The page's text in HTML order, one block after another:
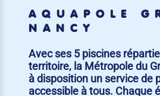
AQUAPÔLE
NANCY
Avec ses 5 piscines
territoire, la Métropole du
à disposition un service de
accessible à tous. Chaque